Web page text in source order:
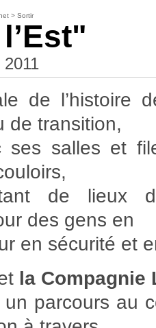
>Sortir
de l’histoire
de transition,
salles et
de lieux
des gens en
en sécurité et
la Compagnie
parcours au